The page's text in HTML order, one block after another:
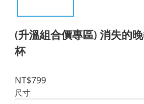
(升溫組合價專區) 消失的
杯
NT$799
尺寸